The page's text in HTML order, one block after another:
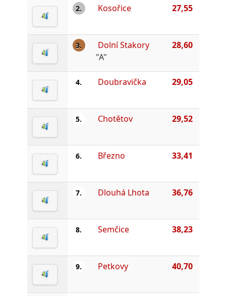
2. Kosořice 27,55
3.
Dolní Stakory
"A"
28,60
4. Doubravička 29,05
5. Chotětov 29,52
6. Březno 33,41
7. Dlouhá Lhota 36,76
8. Semčice 38,23
9. Petkovy 40,70